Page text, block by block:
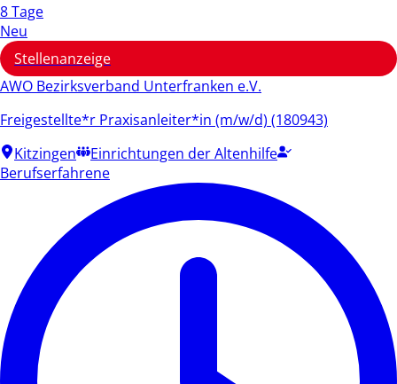
8 Tage
Neu
Stellenanzeige
AWO Bezirksverband Unterfranken e.V.
Freigestellte*r Praxisanleiter*in (m/w/d) (180943)
Kitzingen
Einrichtungen der Altenhilfe
Berufserfahrene